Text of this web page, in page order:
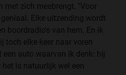
met zich meebrengt. "Voor
Elke uitzending wordt
boordradio's van hem. En ik
toch elke keer naar voren
een auto waarvan ik denk: hij
is natuurlijk wel een